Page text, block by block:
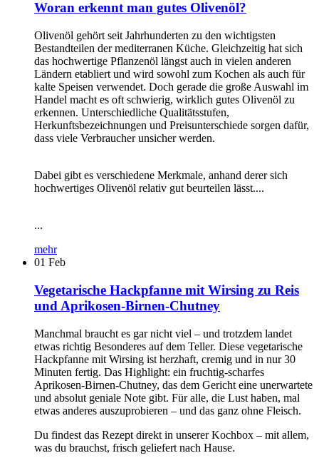
Woran erkennt man gutes Olivenöl?
Olivenöl gehört seit Jahrhunderten zu den wichtigsten
Bestandteilen der mediterranen Küche. Gleichzeitig hat sich
das hochwertige Pflanzenöl längst auch in vielen anderen
Ländern etabliert und wird sowohl zum Kochen als auch für
kalte Speisen verwendet. Doch gerade die große Auswahl im
Handel macht es oft schwierig, wirklich gutes Olivenöl zu
erkennen. Unterschiedliche Qualitätsstufen,
Herkunftsbezeichnungen und Preisunterschiede sorgen dafür,
dass viele Verbraucher unsicher werden.
Dabei gibt es verschiedene Merkmale, anhand derer sich
hochwertiges Olivenöl relativ gut beurteilen lässt....
...
mehr
01 Feb
Vegetarische Hackpfanne mit Wirsing zu Reis
und Aprikosen-Birnen-Chutney
Manchmal braucht es gar nicht viel – und trotzdem landet
etwas richtig Besonderes auf dem Teller. Diese vegetarische
Hackpfanne mit Wirsing ist herzhaft, cremig und in nur 30
Minuten fertig. Das Highlight: ein fruchtig-scharfes
Aprikosen-Birnen-Chutney, das dem Gericht eine unerwartete
und absolut geniale Note gibt. Für alle, die Lust haben, mal
etwas anderes auszuprobieren – und das ganz ohne Fleisch.
Du findest das Rezept direkt in unserer Kochbox – mit allem,
was du brauchst, frisch geliefert nach Hause.